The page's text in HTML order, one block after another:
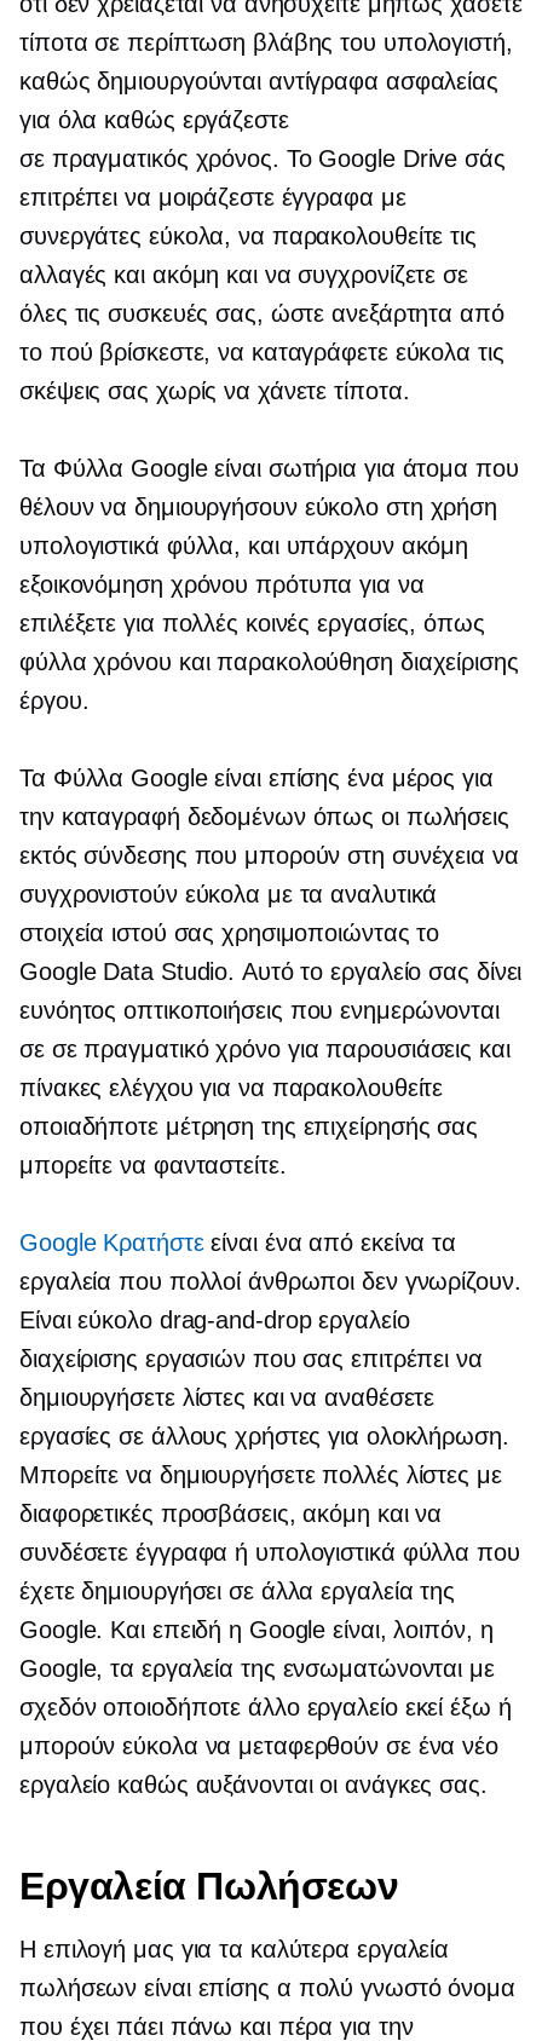
τίποτα σε περίπτωση βλάβης του υπολογιστή,
καθώς δημιουργούνται αντίγραφα ασφαλείας
για όλα καθώς εργάζεστε
σε πραγματικός χρόνος. Το Google Drive σάς
επιτρέπει να μοιράζεστε έγγραφα με
συνεργάτες εύκολα, να παρακολουθείτε τις
αλλαγές και ακόμη και να συγχρονίζετε σε
όλες τις συσκευές σας, ώστε ανεξάρτητα από
το πού βρίσκεστε, να καταγράφετε εύκολα τις
σκέψεις σας χωρίς να χάνετε τίποτα.
Τα Φύλλα Google είναι σωτήρια για άτομα που
θέλουν να δημιουργήσουν εύκολο στη χρήση
υπολογιστικά φύλλα, και υπάρχουν ακόμη
εξοικονόμηση χρόνου πρότυπα για να
επιλέξετε για πολλές κοινές εργασίες, όπως
φύλλα χρόνου και παρακολούθηση διαχείρισης
έργου.
Τα Φύλλα Google είναι επίσης ένα μέρος για
την καταγραφή δεδομένων όπως οι πωλήσεις
εκτός σύνδεσης που μπορούν στη συνέχεια να
συγχρονιστούν εύκολα με τα αναλυτικά
στοιχεία ιστού σας χρησιμοποιώντας το
Google Data Studio. Αυτό το εργαλείο σας δίνει
ευνόητος οπτικοποιήσεις που ενημερώνονται
σε σε πραγματικό χρόνογια παρουσιάσεις και
πίνακες ελέγχου για να παρακολουθείτε
οποιαδήποτε μέτρηση της επιχείρησής σας
μπορείτε να φανταστείτε.
Google Κρατήστεείναι ένα από εκείνα τα
εργαλεία που πολλοί άνθρωποι δεν γνωρίζουν.
Είναι εύκολο drag-and-dropεργαλείο
διαχείρισης εργασιών που σας επιτρέπει να
δημιουργήσετε λίστες και να αναθέσετε
εργασίες σε άλλους χρήστες για ολοκλήρωση.
Μπορείτε να δημιουργήσετε πολλές λίστες με
διαφορετικές προσβάσεις, ακόμη και να
συνδέσετε έγγραφα ή υπολογιστικά φύλλα που
έχετε δημιουργήσει σε άλλα εργαλεία της
Google. Και επειδή η Google είναι, λοιπόν, η
Google, τα εργαλεία της ενσωματώνονται με
σχεδόν οποιοδήποτε άλλο εργαλείο εκεί έξω ή
μπορούν εύκολα να μεταφερθούν σε ένα νέο
εργαλείο καθώς αυξάνονται οι ανάγκες σας.
Εργαλεία Πωλήσεων
Η επιλογή μας για τα καλύτερα εργαλεία
πωλήσεων είναι επίσης α πολύ γνωστόόνομα
που έχει πάει πάνω και πέρα ​​για την